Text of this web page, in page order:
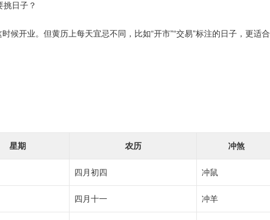
挑日子？
候开业。但黄历上每天宜忌不同，比如“开市”“交易”标注的日子，更适合
星期 农历 冲煞
四月初四 冲鼠
四月十一 冲羊